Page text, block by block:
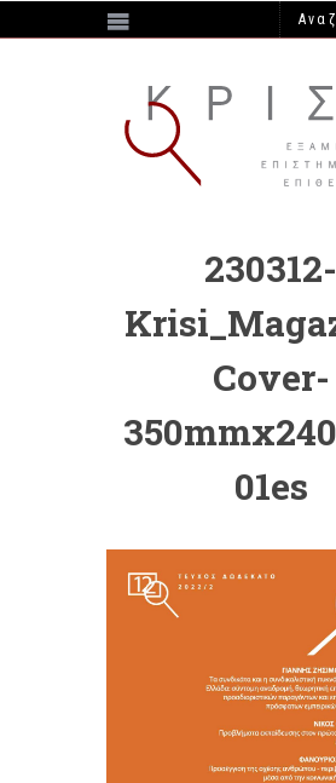
https://e-krisi.gr/wp-content/
230312-
Cover-
01es